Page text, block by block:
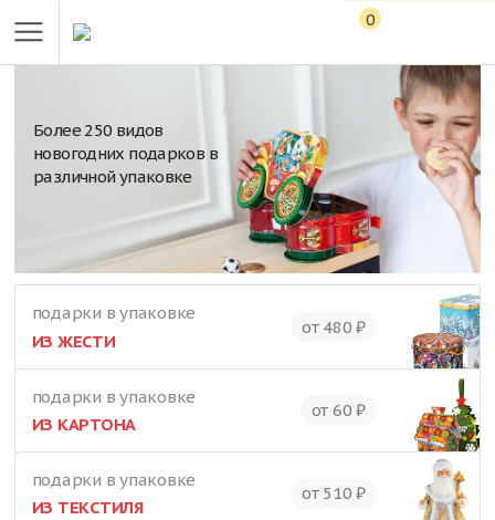
0
Более 250 видов
новогодних подарков в
различной упаковке
подарки в упаковке
ИЗ ЖЕСТИ
от 480 ₽
подарки в упаковке
ИЗ КАРТОНА
от 60 ₽
подарки в упаковке
ИЗ ТЕКСТИЛЯ
от 510 ₽